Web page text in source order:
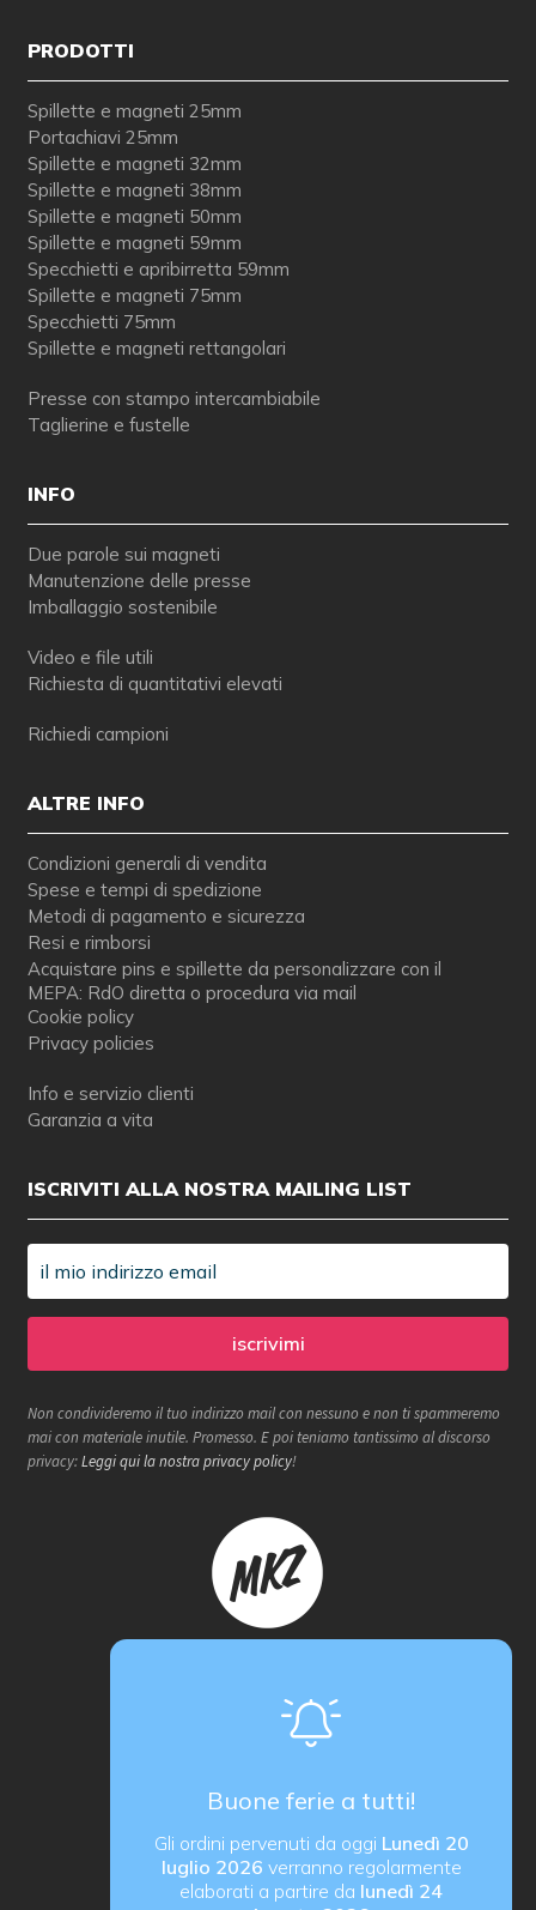
Buone ferie a tutti!
Gli ordini pervenuti da oggi Lunedì 20
luglio 2026 verranno regolarmente
elaborati a partire da lunedì 24
PRODOTTI
Spillette e magneti 25mm
Portachiavi 25mm
Spillette e magneti 32mm
Spillette e magneti 38mm
Spillette e magneti 50mm
Spillette e magneti 59mm
Specchietti e apribirretta 59mm
Spillette e magneti 75mm
Specchietti 75mm
Spillette e magneti rettangolari
Presse con stampo intercambiabile
Taglierine e fustelle
INFO
Due parole sui magneti
Manutenzione delle presse
Imballaggio sostenibile
Video e file utili
Richiesta di quantitativi elevati
Richiedi campioni
ALTRE INFO
Condizioni generali di vendita
Spese e tempi di spedizione
Metodi di pagamento e sicurezza
Resi e rimborsi
Acquistare pins e spillette da personalizzare con il
MEPA: RdO diretta o procedura via mail
Cookie policy
Privacy policies
Info e servizio clienti
Garanzia a vita
ISCRIVITI ALLA NOSTRA MAILING LIST
Non condivideremo il tuo indirizzo mail con nessuno e non ti spammeremo
mai con materiale inutile. Promesso. E poi teniamo tantissimo al discorso
privacy:Leggi qui la nostra privacy policy!
proActiva / redcell
Sede operativa
via G. Ungaretti 14, 24040 Verdellino (BG) Italy
P. IVA IT03184540163